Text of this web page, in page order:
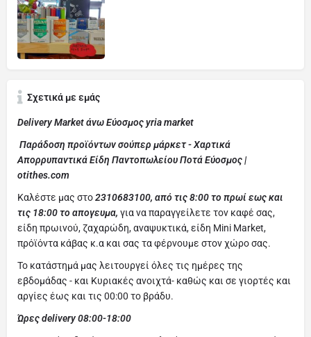
Σχετικά με εμάς
Delivery Market άνω Εύοσμος yria market
Παράδοση προϊόντων σούπερ μάρκετ -Χαρτικά
Απορρυπαντικά Είδη Παντοπωλείου Ποτά Εύοσμος |
otithes.com
Καλέστε μας στο2310683100, από τις 8:00 το πρωί εως και
τις 18:00 το απογευμα, για να παραγγείλετε τον καφέ σας,
είδη πρωινού, ζαχαρώδη, αναψυκτικά, είδη Mini Market,
πρόϊόντα κάβας κ.α και σας τα φέρνουμε στον χώρο σας.
Το κατάστημά μας λειτουργεί όλες τις ημέρες της
εβδομάδας - και Κυριακές ανοιχτά- καθώς και σε γιορτές και
αργίες έως και τις 00:00 το βράδυ.
Ώρες delivery 08:00-18:00